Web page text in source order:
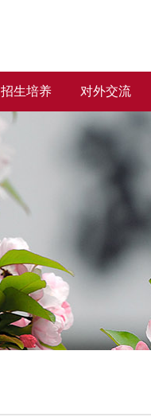
招生培养 对外交流